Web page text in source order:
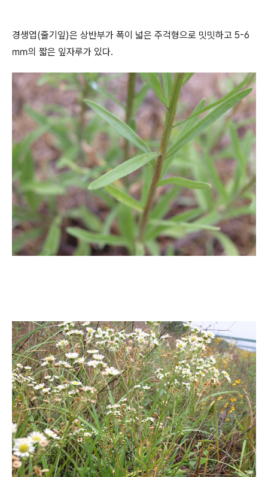
경생엽(줄기잎)은 상반부가 폭이 넓은 주걱형으로 밋밋하고 5-6
㎜의 짧은 잎자루가 있다.